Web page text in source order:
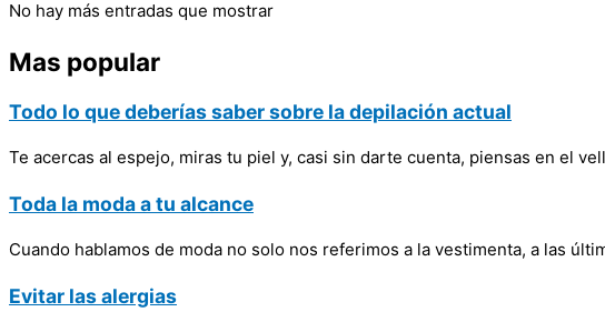
No hay más entradas que mostrar
Mas popular
Todo lo que deberías saber sobre la depilación actual
Te acercas al espejo, miras tu piel y, casi sin darte cuenta, piensas en el
Toda la moda a tu alcance
Cuando hablamos de moda no solo nos referimos a la vestimenta, a las
Evitar las alergias